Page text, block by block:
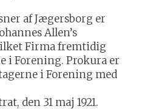
af Jægersborg er
Allen’s
Firma fremtidig
i Forening. Prokura er
i Forening med
den 31 maj 1921.